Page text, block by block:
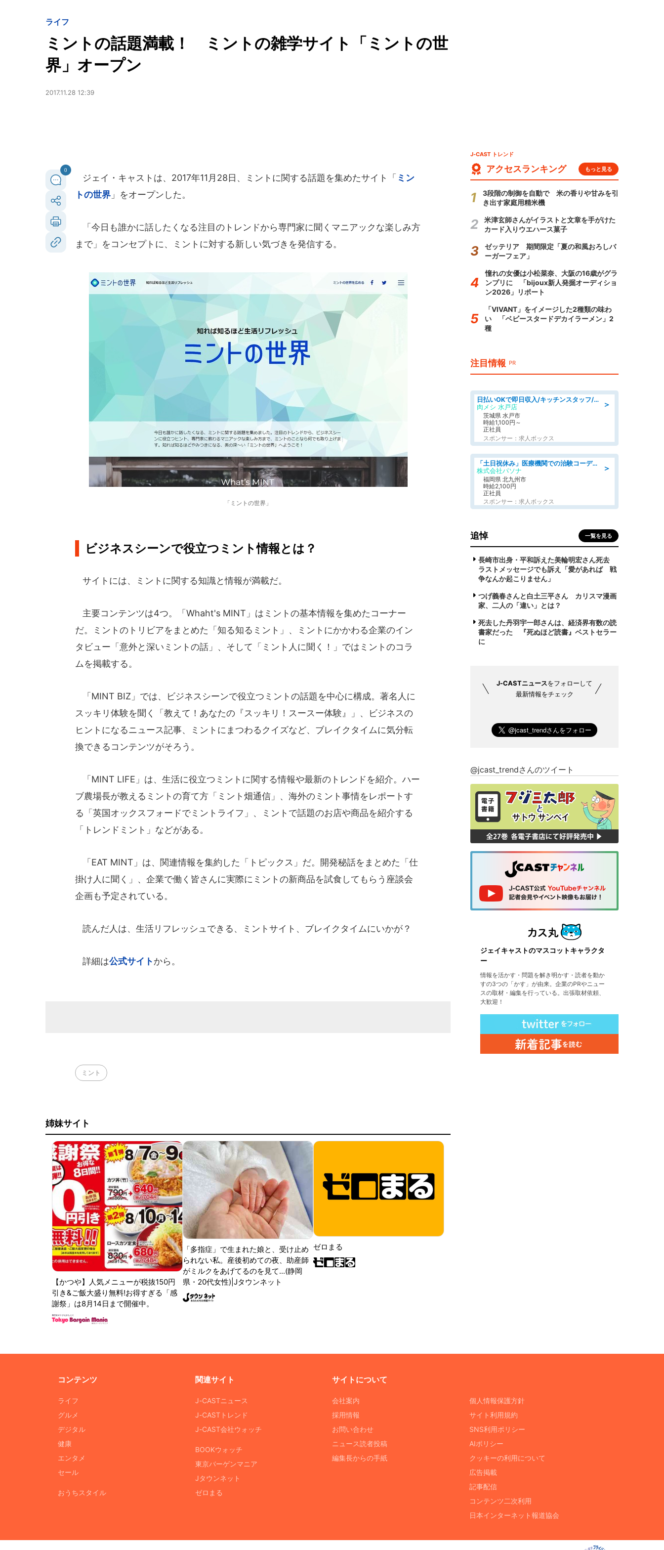
ライフ
ミントの話題満載！ ミントの雑学サイト「ミントの世
界」オープン
2017.11.28 12:39
0
ジェイ・キャストは、2017年11月28日、ミントに関する話題を集めたサイト「 ミン
トの世界 」をオープンした。
「今日も誰かに話したくなる注目のトレンドから専門家に聞くマニアックな楽しみ方
まで」をコンセプトに、ミントに対する新しい気づきを発信する。
「ミントの世界」
ビジネスシーンで役立つミント情報とは？
サイトには、ミントに関する知識と情報が満載だ。
主要コンテンツは4つ。「Whaht's MINT」はミントの基本情報を集めたコーナー
だ。ミントのトリビアをまとめた「知る知るミント」、ミントにかかわる企業のイン
タビュー「意外と深いミントの話」、そして「ミント人に聞く！」ではミントのコラ
ムを掲載する。
「MINT BIZ」では、ビジネスシーンで役立つミントの話題を中心に構成。著名人に
スッキリ体験を聞く「教えて！あなたの『スッキリ！スースー体験』」、ビジネスの
ヒントになるニュース記事、ミントにまつわるクイズなど、ブレイクタイムに気分転
換できるコンテンツがそろう。
「MINT LIFE」は、生活に役立つミントに関する情報や最新のトレンドを紹介。ハー
ブ農場長が教えるミントの育て方「ミント畑通信」、海外のミント事情をレポートす
る「英国オックスフォードでミントライフ」、ミントで話題のお店や商品を紹介する
「トレンドミント」などがある。
「EAT MINT」は、関連情報を集約した「トピックス」だ。開発秘話をまとめた「仕
掛け人に聞く」、企業で働く皆さんに実際にミントの新商品を試食してもらう座談会
企画も予定されている。
読んだ人は、生活リフレッシュできる、ミントサイト、ブレイクタイムにいかが？
詳細は公式サイトから。
ミント
姉妹サイト
【かつや】人気メニューが税抜150円
引き&ご飯大盛り無料!お得すぎる「感
謝祭」は8月14日まで開催中。
「多指症」で生まれた娘と、受け止め
られない私。産後初めての夜、助産師
がミルクをあげてるのを見て...(静岡
県・20代女性)|Jタウンネット
ゼロまる
J-CAST トレンド
アクセスランキング もっと見る
3段階の制御を自動で 米の香りや甘みを引
き出す家庭用精米機
米津玄師さんがイラストと文章を手がけた
カード入りウエハース菓子
ゼッテリア 期間限定「夏の和風おろしバ
ーガーフェア」
憧れの女優は小松菜奈、大阪の16歳がグラ
ンプリに 「bijoux新人発掘オーディショ
ン2026」リポート
「VIVANT」をイメージした2種類の味わ
い 「ベビースタードデカイラーメン」2
種
注目情報 PR
＞
日払いOKで即日収入/キッチンスタッフ/「原付免許必須」デリバリー業務など、自己成長可能な幅広い仕事に挑戦!髪型自由&ピアス・ネイルOK/茨城県/水戸市
肉メシ 水戸店
茨城県 水戸市
時給1,100円～
正社員
スポンサー：求人ボックス
＞
「土日祝休み」医療機関での治験コーディネーターのお仕事/看護師
株式会社パソナ
福岡県 北九州市
時給2,100円
正社員
スポンサー：求人ボックス
追悼 一覧を見る
長崎市出身・平和訴えた美輪明宏さん死去
ラストメッセージでも訴え「愛があれば 戦
争なんか起こりません」
つげ義春さんと白土三平さん カリスマ漫画
家、二人の「違い」とは？
死去した丹羽宇一郎さんは、経済界有数の読
書家だった 『死ぬほど読書』ベストセラー
に
J-CASTニュースをフォローして
最新情報をチェック
@jcast_trendさんのツイート
ジェイキャストのマスコットキャラクタ
ー
情報を活かす・問題を解き明かす・読者を動か
すの3つの「かす」が由来。企業のPRやニュー
スの取材・編集を行っている。出張取材依頼、
大歓迎！
コンテンツ
ライフ
グルメ
デジタル
健康
エンタメ
セール
おうちスタイル
関連サイト
J-CASTニュース
J-CASTトレンド
J-CAST会社ウォッチ
BOOKウォッチ
東京バーゲンマニア
Jタウンネット
ゼロまる
サイトについて
会社案内
採用情報
お問い合わせ
ニュース読者投稿
編集長からの手紙
個人情報保護方針
サイト利用規約
SNS利用ポリシー
AIポリシー
クッキーの利用について
広告掲載
記事配信
コンテンツ二次利用
日本インターネット報道協会